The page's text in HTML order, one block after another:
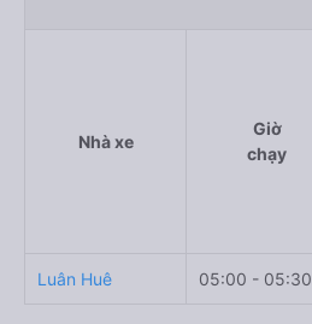
Nhà xe
Giờ
chạy
Luân Huê 05:00 - 05:30